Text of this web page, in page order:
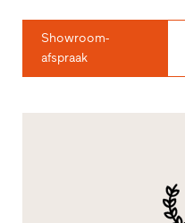
Showroom-
afspraak